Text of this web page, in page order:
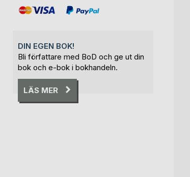
DIN EGEN BOK!
Bli författare med BoD och ge ut din
bok och e-bok i bokhandeln.
LÄS MER